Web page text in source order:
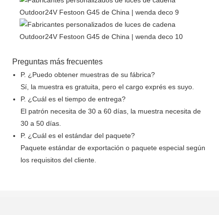
Preguntas más frecuentes
P. ¿Puedo obtener muestras de su fábrica?
Sí, la muestra es gratuita, pero el cargo exprés es suyo.
P. ¿Cuál es el tiempo de entrega?
El patrón necesita de 30 a 60 días, la muestra necesita de
30 a 50 días.
P. ¿Cuál es el estándar del paquete?
Paquete estándar de exportación o paquete especial según
los requisitos del cliente.